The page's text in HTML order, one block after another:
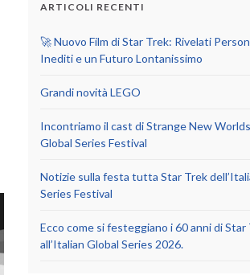
ARTICOLI RECENTI
🚀 Nuovo Film di Star Trek: Rivelati
Inediti e un Futuro Lontanissimo
Grandi novità LEGO
Incontriamo il cast di Strange New Worlds
Global Series Festival
Notizie sulla festa tutta Star Trek
Series Festival
Ecco come si festeggiano i 60 anni di Star
all’Italian Global Series 2026.